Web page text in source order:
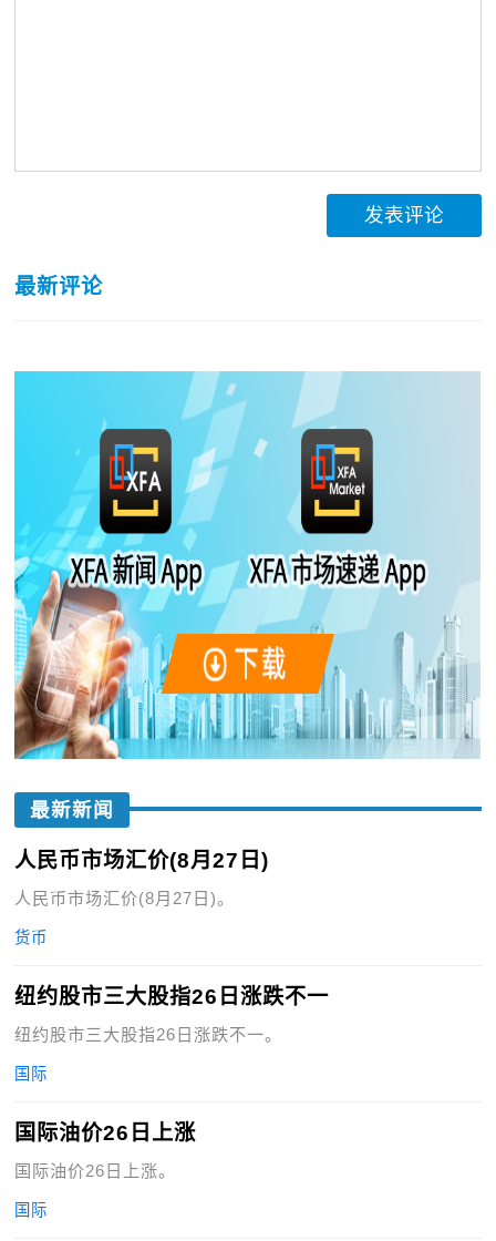
发表评论
最新评论
最新新闻
人民币市场汇价(8月27日)
人民币市场汇价(8月27日)。
货币
纽约股市三大股指26日涨跌不一
纽约股市三大股指26日涨跌不一。
国际
国际油价26日上涨
国际油价26日上涨。
国际